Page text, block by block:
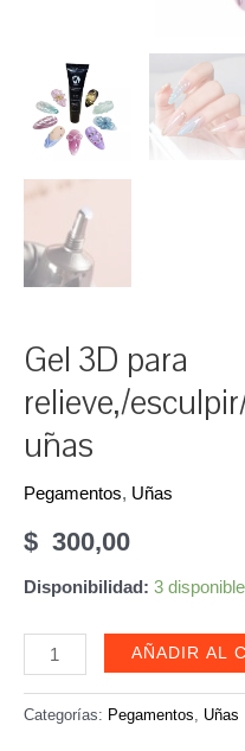
Gel 3D para
relieve,/
uñas
Pegamentos, Uñas
$ 300,00
Disponibilidad: 3
3D
para
AÑADIR AL
Categorías: Pegamentos, Uñas